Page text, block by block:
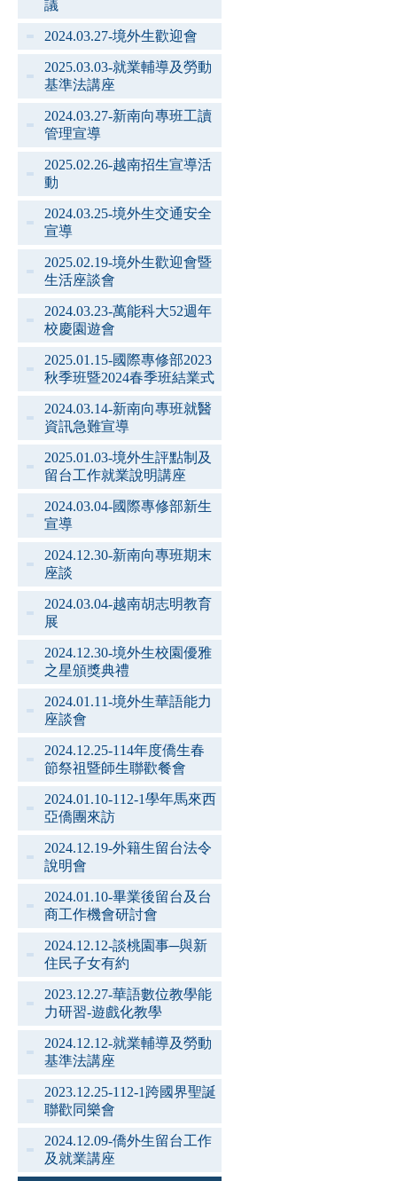
議
2024.03.27-境外生歡迎會
2025.03.03-就業輔導及勞動
基準法講座
2024.03.27-新南向專班工讀
管理宣導
2025.02.26-越南招生宣導活
動
2024.03.25-境外生交通安全
宣導
2025.02.19-境外生歡迎會暨
生活座談會
2024.03.23-萬能科大52週年
校慶園遊會
2025.01.15-國際專修部2023
秋季班暨2024春季班結業式
2024.03.14-新南向專班就醫
資訊急難宣導
2025.01.03-境外生評點制及
留台工作就業說明講座
2024.03.04-國際專修部新生
宣導
2024.12.30-新南向專班期末
座談
2024.03.04-越南胡志明教育
展
2024.12.30-境外生校園優雅
之星頒獎典禮
2024.01.11-境外生華語能力
座談會
2024.12.25-114年度僑生春
節祭祖暨師生聯歡餐會
2024.01.10-112-1學年馬來西
亞僑團來訪
2024.12.19-外籍生留台法令
說明會
2024.01.10-畢業後留台及台
商工作機會研討會
2024.12.12-談桃園事─與新
住民子女有約
2023.12.27-華語數位教學能
力研習-遊戲化教學
2024.12.12-就業輔導及勞動
基準法講座
2023.12.25-112-1跨國界聖誕
聯歡同樂會
2024.12.09-僑外生留台工作
及就業講座